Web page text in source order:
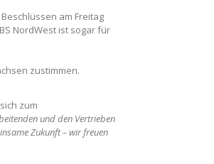
am Freitag
NordWest ist sogar für
zustimmen.
zum
und den Vertrieben
Zukunft – wir freuen